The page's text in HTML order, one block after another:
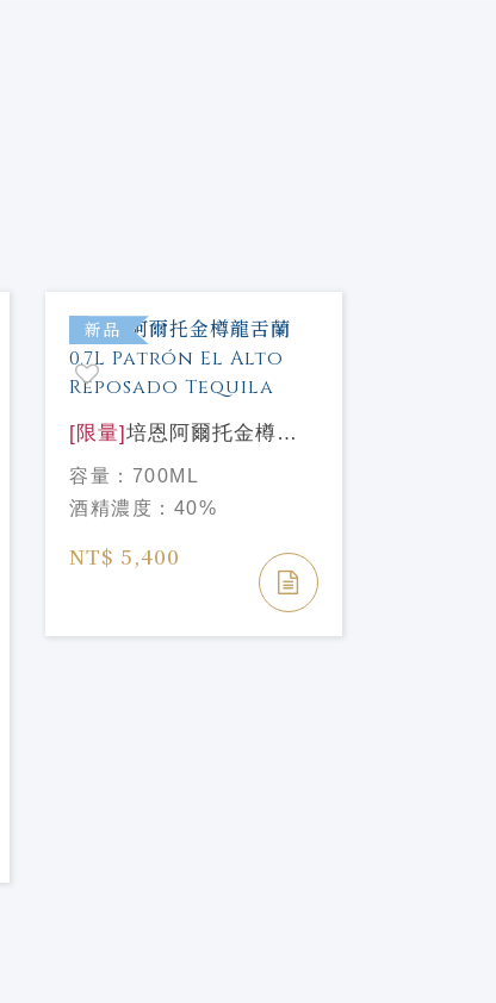
新品
[限量] 培恩阿爾托金樽龍
舌蘭0.7L Patrón El Alto
Reposado Tequila
容量： 700ML
酒精濃度： 40%
NT$ 5,400